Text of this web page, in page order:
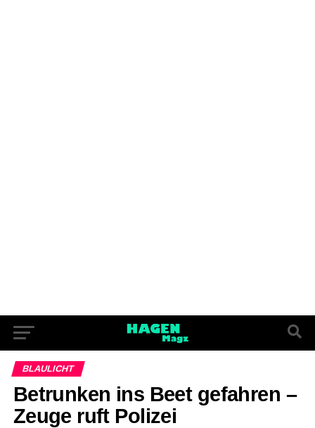
BLAULICHT
Betrunken ins Beet gefahren –
Zeuge ruft Polizei